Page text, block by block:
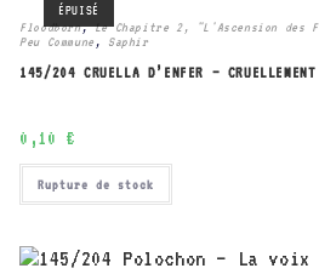
ÉPUISÉ
Floodborn,Le Chapitre 2, "L'Ascension des
Peu Commune , Saphir
145/204 CRUELLA D’ENFER –
0,10 €
Rupture de stock